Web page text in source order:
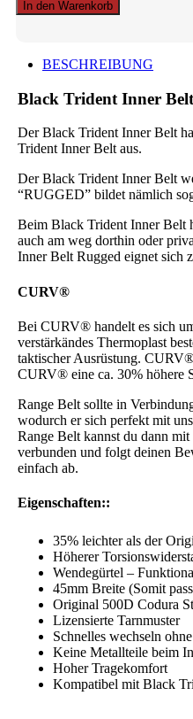
Inner
COYOTE
In den Warenkorb
BESCHREIBUNG
Black Trident Inner
Der Black Trident Inner Belt
Trident Inner Belt aus.
Der Black Trident Inner Belt
“RUGGED” bildet nämlich
Beim Black Trident Inner Belt
auch am weg dorthin oder
Inner Belt Rugged eignet sich
CURV®
Bei CURV® handelt es sich
verstärkändes Thermoplast
taktischer Ausrüstung.
CURV® eine ca. 30% höhere
Range Belt sollte in
wodurch er sich perfekt mit
Range Belt kannst du dann
verbunden und folgt deinen
einfach ab.
Eigenschaften::
35% leichter als der
Höherer
Wendegürtel –
45mm Breite (Somit
Original 500D Codura
Lizensierte Tarnmuster
Schnelles wechseln
Keine Metallteile beim
Hoher Tragekomfort
Kompatibel mit Black